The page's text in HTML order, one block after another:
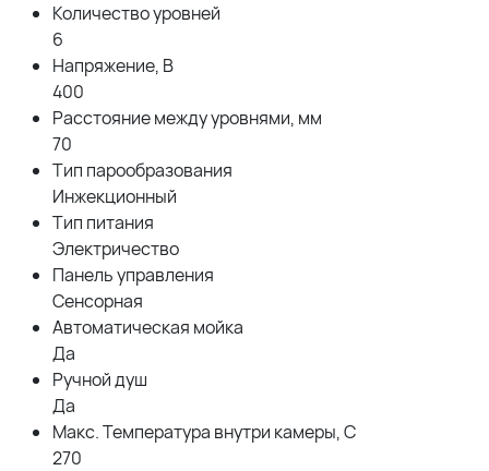
Количество уровней
6
Напряжение, В
400
Расстояние между уровнями, мм
70
Тип парообразования
Инжекционный
Тип питания
Электричество
Панель управления
Сенсорная
Автоматическая мойка
Да
Ручной душ
Да
Макс. Температура внутри камеры, С
270